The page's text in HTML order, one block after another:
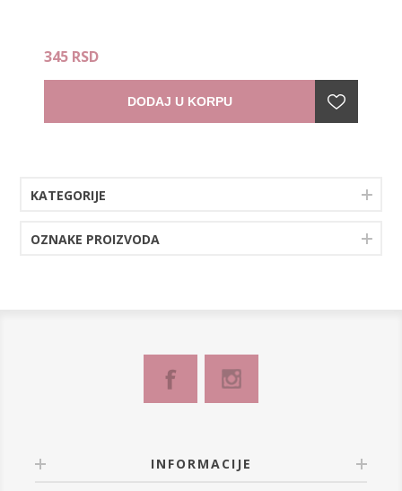
345 RSD
DODAJ U KORPU
KATEGORIJE
OZNAKE PROIZVODA
INFORMACIJE